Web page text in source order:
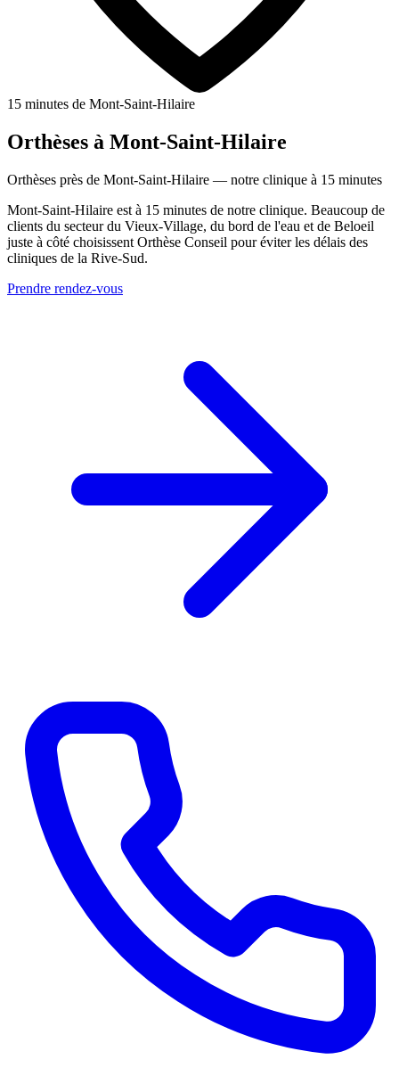
15 minutes de Mont-Saint-Hilaire
Orthèses à Mont-Saint-Hilaire
Orthèses près de Mont-Saint-Hilaire — notre clinique à 15 minutes
Mont-Saint-Hilaire est à 15 minutes de notre clinique. Beaucoup de
clients du secteur du Vieux-Village, du bord de l'eau et de Beloeil
juste à côté choisissent Orthèse Conseil pour éviter les délais des
cliniques de la Rive-Sud.
Prendre rendez-vous